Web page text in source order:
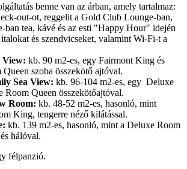
benne van az árban, amely tartalmaz:
out-ot, reggelit a Gold Club Lounge-ban,
ban tea, kávé és az esti "Happy Hour" idején
és szendvicseket, valamint Wi-Fi-t a
kb. 90 m2-es, egy Fairmont King és
szoba összekötő ajtóval.
Sea View: kb. 96-104 m2-es, egy Deluxe
Queen összekötőajtóval.
Room: kb. 48-52 m2-es, hasonló, mint
King, tengerre néző kilátással.
kb. 139 m2-es, hasonló, mint a Deluxe Room
hálóval.
félpanzió.